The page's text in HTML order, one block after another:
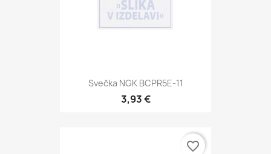
Svečka NGK BCPR5E-11
3,93 €
favorite_border